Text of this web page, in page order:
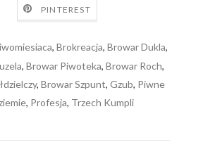
PINTEREST
, Brokreacja, Browar Dukla,
, Browar Piwoteka, Browar Roch,
, Browar Szpunt, Gzub, Piwne
, Profesja, Trzech Kumpli